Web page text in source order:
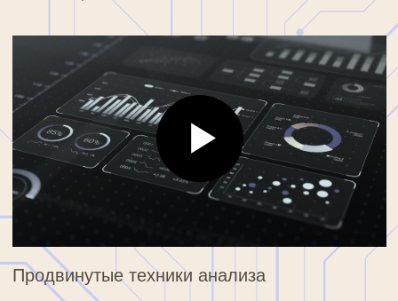
ФОРМА ОБРАТНОЙ СВЯЗИ
Отправьте ваш вопрос через форму обратной
связи, и мы ответим в течение 24 часов
ОТПРАВИТЬ ЗАПРОС